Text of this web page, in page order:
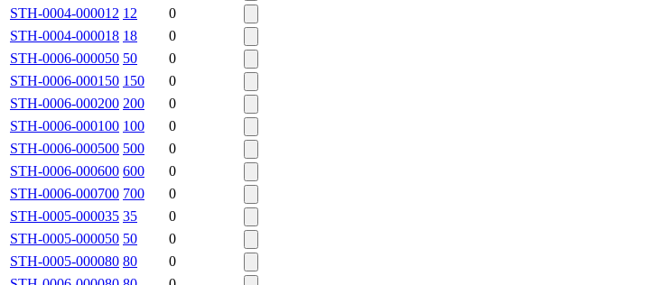
STH-0004-000012 12
0
STH-0004-000018 18
0
STH-0006-000050 50
0
STH-0006-000150 150
0
STH-0006-000200 200
0
STH-0006-000100 100
0
STH-0006-000500 500
0
STH-0006-000600 600
0
STH-0006-000700 700
0
STH-0005-000035 35
0
STH-0005-000050 50
0
STH-0005-000080 80
0